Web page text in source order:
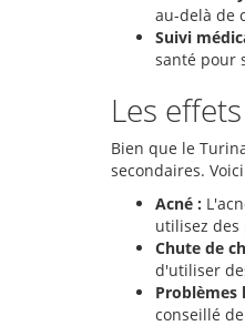
au-delà de
Suivi
santé pour
Les
Bien que le
secondaires.
Acné :
utilisez
Chute de
d'utiliser
Problèmes
conseillé